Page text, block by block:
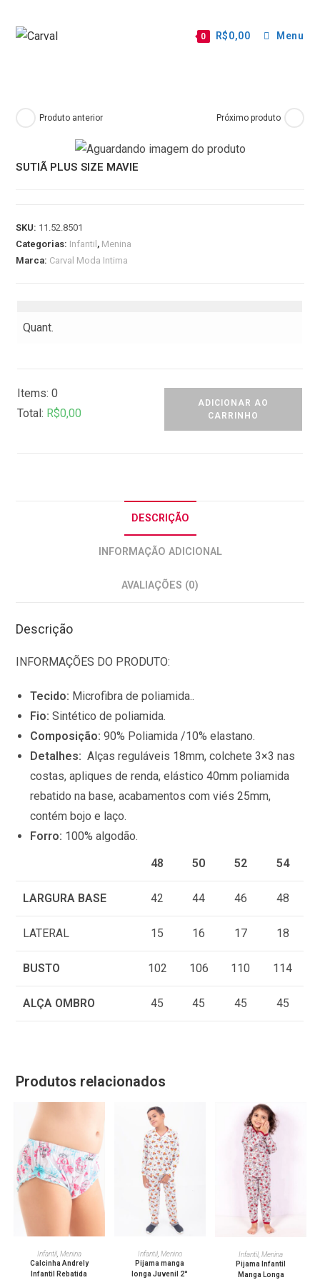
0 R$0,00 Menu
Produto anterior Próximo produto
SUTIÃ PLUS SIZE MAVIE
SKU: 11.52.8501
Categorias: Infantil , Menina
Marca: Carval Moda Intima
Quant.
Items:0
Total: R$0,00
a
0
.
0
0
ADICIONAR AO
CARRINHO
DESCRIÇÃO
INFORMAÇÃO ADICIONAL
AVALIAÇÕES (0)
Descrição
INFORMAÇÕES DO PRODUTO:
Tecido: Microfibra de poliamida..
Fio:Sintético de poliamida.
Composição:90% Poliamida /10% elastano.
Detalhes: Alças reguláveis 18mm, colchete 3×3 nas
costas, apliques de renda, elástico 40mm poliamida
rebatido na base, acabamentos com viés 25mm,
contém bojo e laço.
Forro: 100% algodão.
48
50 52 54
LARGURA BASE 42 44 46 48
LATERAL 15 16 17 18
BUSTO 102 106 110 114
ALÇA OMBRO 45 45 45 45
Produtos relacionados
VER OPÇÕES
Infantil, Menina
Calcinha Andrely
Infantil Rebatida
VER OPÇÕES
Infantil, Menino
Pijama manga
longa Juvenil 2°
VER OPÇÕES
Infantil ,Menina
Pijama Infantil
Manga Longa